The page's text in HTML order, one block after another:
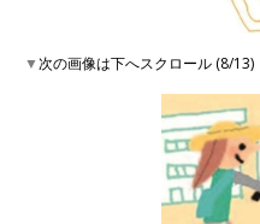
▼次の画像は下へスクロール (8/13)